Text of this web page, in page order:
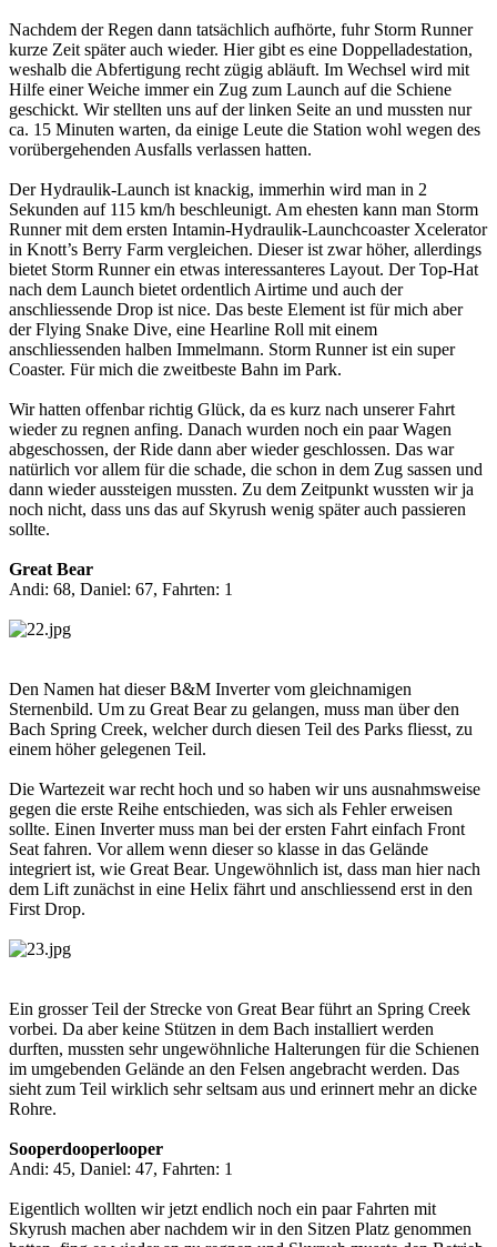
Nachdem der Regen dann tatsächlich aufhörte, fuhr Storm Runner
kurze Zeit später auch wieder. Hier gibt es eine Doppelladestation,
weshalb die Abfertigung recht zügig abläuft. Im Wechsel wird mit
Hilfe einer Weiche immer ein Zug zum Launch auf die Schiene
geschickt. Wir stellten uns auf der linken Seite an und mussten nur
ca. 15 Minuten warten, da einige Leute die Station wohl wegen des
vorübergehenden Ausfalls verlassen hatten.
Der Hydraulik-Launch ist knackig, immerhin wird man in 2
Sekunden auf 115 km/h beschleunigt. Am ehesten kann man Storm
Runner mit dem ersten Intamin-Hydraulik-Launchcoaster Xcelerator
in Knott’s Berry Farm vergleichen. Dieser ist zwar höher, allerdings
bietet Storm Runner ein etwas interessanteres Layout. Der Top-Hat
nach dem Launch bietet ordentlich Airtime und auch der
anschliessende Drop ist nice. Das beste Element ist für mich aber
der Flying Snake Dive, eine Hearline Roll mit einem
anschliessenden halben Immelmann. Storm Runner ist ein super
Coaster. Für mich die zweitbeste Bahn im Park.
Wir hatten offenbar richtig Glück, da es kurz nach unserer Fahrt
wieder zu regnen anfing. Danach wurden noch ein paar Wagen
abgeschossen, der Ride dann aber wieder geschlossen. Das war
natürlich vor allem für die schade, die schon in dem Zug sassen und
dann wieder aussteigen mussten. Zu dem Zeitpunkt wussten wir ja
noch nicht, dass uns das auf Skyrush wenig später auch passieren
sollte.
Great Bear
Andi: 68, Daniel: 67, Fahrten: 1
Den Namen hat dieser B&M Inverter vom gleichnamigen
Sternenbild. Um zu Great Bear zu gelangen, muss man über den
Bach Spring Creek, welcher durch diesen Teil des Parks fliesst, zu
einem höher gelegenen Teil.
Die Wartezeit war recht hoch und so haben wir uns ausnahmsweise
gegen die erste Reihe entschieden, was sich als Fehler erweisen
sollte. Einen Inverter muss man bei der ersten Fahrt einfach Front
Seat fahren. Vor allem wenn dieser so klasse in das Gelände
integriert ist, wie Great Bear. Ungewöhnlich ist, dass man hier nach
dem Lift zunächst in eine Helix fährt und anschliessend erst in den
First Drop.
Ein grosser Teil der Strecke von Great Bear führt an Spring Creek
vorbei. Da aber keine Stützen in dem Bach installiert werden
durften, mussten sehr ungewöhnliche Halterungen für die Schienen
im umgebenden Gelände an den Felsen angebracht werden. Das
sieht zum Teil wirklich sehr seltsam aus und erinnert mehr an dicke
Rohre.
Sooperdooperlooper
Andi: 45, Daniel: 47, Fahrten: 1
Eigentlich wollten wir jetzt endlich noch ein paar Fahrten mit
Skyrush machen aber nachdem wir in den Sitzen Platz genommen